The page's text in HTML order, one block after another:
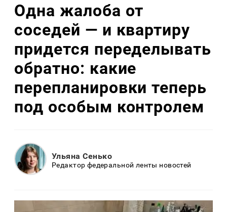
Одна жалоба от
соседей — и квартиру
придется переделывать
обратно: какие
перепланировки теперь
под особым контролем
Ульяна Сенько
Редактор федеральной ленты новостей